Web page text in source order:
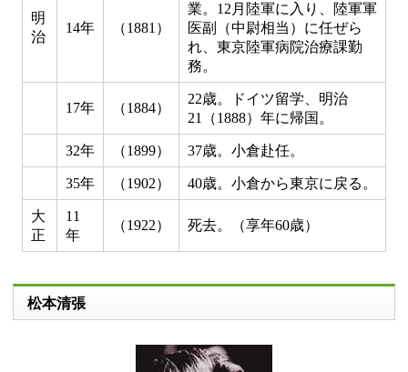
明
治
14年 （1881）
業。12月陸軍に入り、陸軍軍
医副（中尉相当）に任ぜら
れ、東京陸軍病院治療課勤
務。
17年 （1884）
22歳。ドイツ留学、明治
21（1888）年に帰国。
32年 （1899） 37歳。小倉赴任。
35年 （1902） 40歳。小倉から東京に戻る。
大
正
11
年
（1922） 死去。（享年60歳）
松本清張